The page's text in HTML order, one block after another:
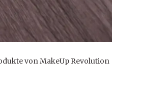
von MakeUp Revolution